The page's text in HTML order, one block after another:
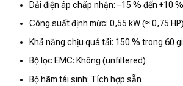
Dải điện áp chấp nhận: –15 % đến +10 %
Công suất định mức: 0,55 kW (≈ 0,75 HP)
Khả năng chịu quá tải: 150 % trong 60
Bộ lọc EMC: Không (unfiltered)
Bộ hãm tái sinh: Tích hợp sẵn